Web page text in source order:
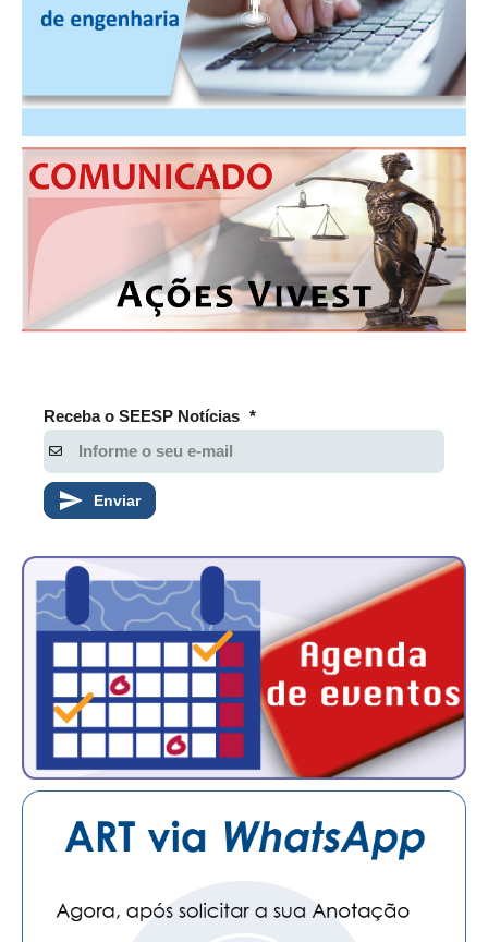
CONTATO
ENGENHEIRO EMPREENDEDOR
PLATAFORMAS GRATUITAS
BENEFÍCIOS
APOSENTADORIA
CONVÊNIOS
SEESPPREV
CONSÓRCIOS
CAMPANHAS SALARIAIS
PALAVRA DO MURILO
NOTÍCIAS
CONTEÚDO ESPECIAL
JORNAL DO ENGENHEIRO
AGENDA
NOTÍCIAS NO WHATSAPP
FOTOS
Receba o SEESP Notícias *
Enviar